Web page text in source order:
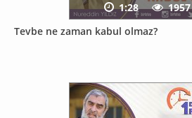
Tevbe ne zaman kabul olmaz?
1:28 1957